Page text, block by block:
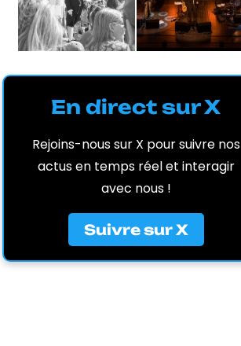
En direct sur X
Rejoins-nous sur X pour suivre nos
actus en temps réel et interagir
avec nous !
Suivre sur X